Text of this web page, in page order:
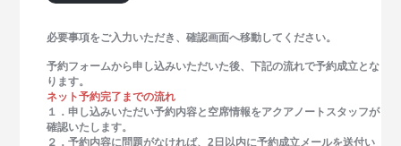
必要事項をご入力いただき、確認画面へ移動してください。
予約フォームから申し込みいただいた後、下記の流れで予約成立とな
ります。
ネット予約完了までの流れ
１．申し込みいただい予約内容と空席情報をアクアノートスタッフが
確認いたします。
２．予約内容に問題がなければ、2日以内に予約成立メールを送付い